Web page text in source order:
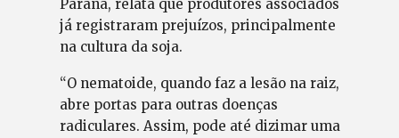
Paraná, relata que produtores associados
já registraram prejuízos, principalmente
na cultura da soja.
“O nematoide, quando faz a lesão na raiz,
abre portas para outras doenças
radiculares. Assim, pode até dizimar uma